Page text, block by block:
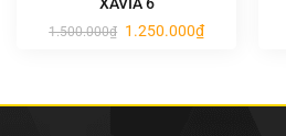
XAVIA 6
1.500.000₫ Giá
1.250.000₫Giá
hiện